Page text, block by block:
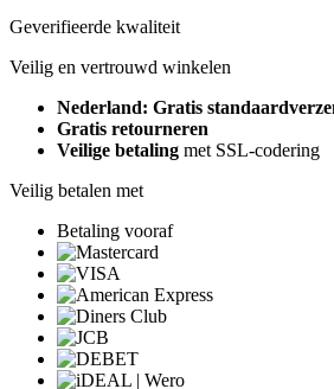
Geverifieerde kwaliteit
Veilig en vertrouwd winkelen
Nederland: Gratis
Gratis retourneren
Veilige betaling met SSL-codering
Veilig betalen met
Betaling vooraf